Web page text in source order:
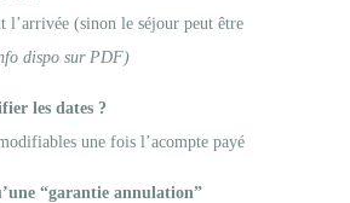
l’arrivée (sinon le séjour peut être
dispo sur PDF)
les dates ?
une fois l’acompte payé
“garantie annulation”